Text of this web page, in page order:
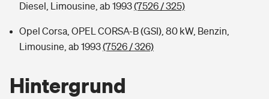
Diesel, Limousine, ab 1993(7526 / 325)
Opel Corsa, OPEL CORSA-B (GSI), 80 kW, Benzin,
Limousine, ab 1993(7526 / 326)
Hintergrund